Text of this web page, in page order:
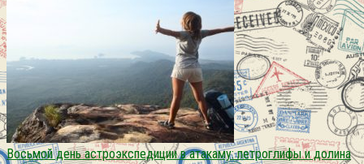
Восьмой день астроэкспедиции в атакаму: петроглифы и долина